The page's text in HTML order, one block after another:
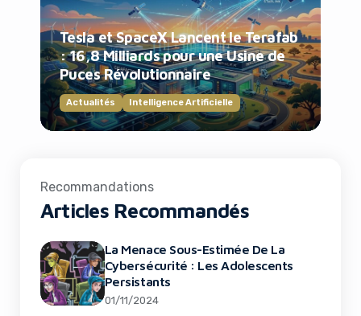
Tesla et SpaceX Lancent le Terafab
: 16,8 Milliards pour une Usine de
Puces Révolutionnaire
Actualités Intelligence Artificielle
Recommandations
Articles Recommandés
La Menace Sous-Estimée De La
Cybersécurité : Les Adolescents
Persistants
01/11/2024